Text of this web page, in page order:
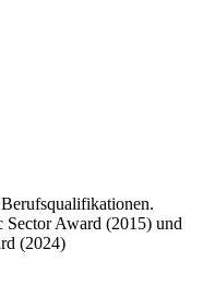
Sector Award (2015) und
(2024)